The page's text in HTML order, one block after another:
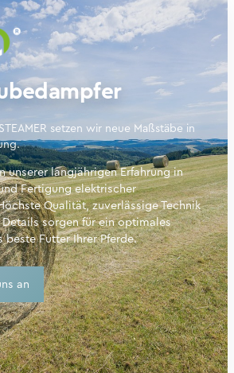
setzen wir neue Maßstäbe in
unserer langjährigen Erfahrung in
Fertigung elektrischer
Qualität, zuverlässige Technik
sorgen für ein optimales
beste Futter Ihrer Pferde.
an